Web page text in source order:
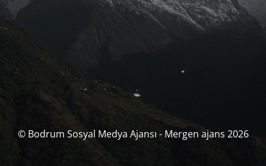
© Bodrum Sosyal Medya Ajansı - Mergen ajans 2026